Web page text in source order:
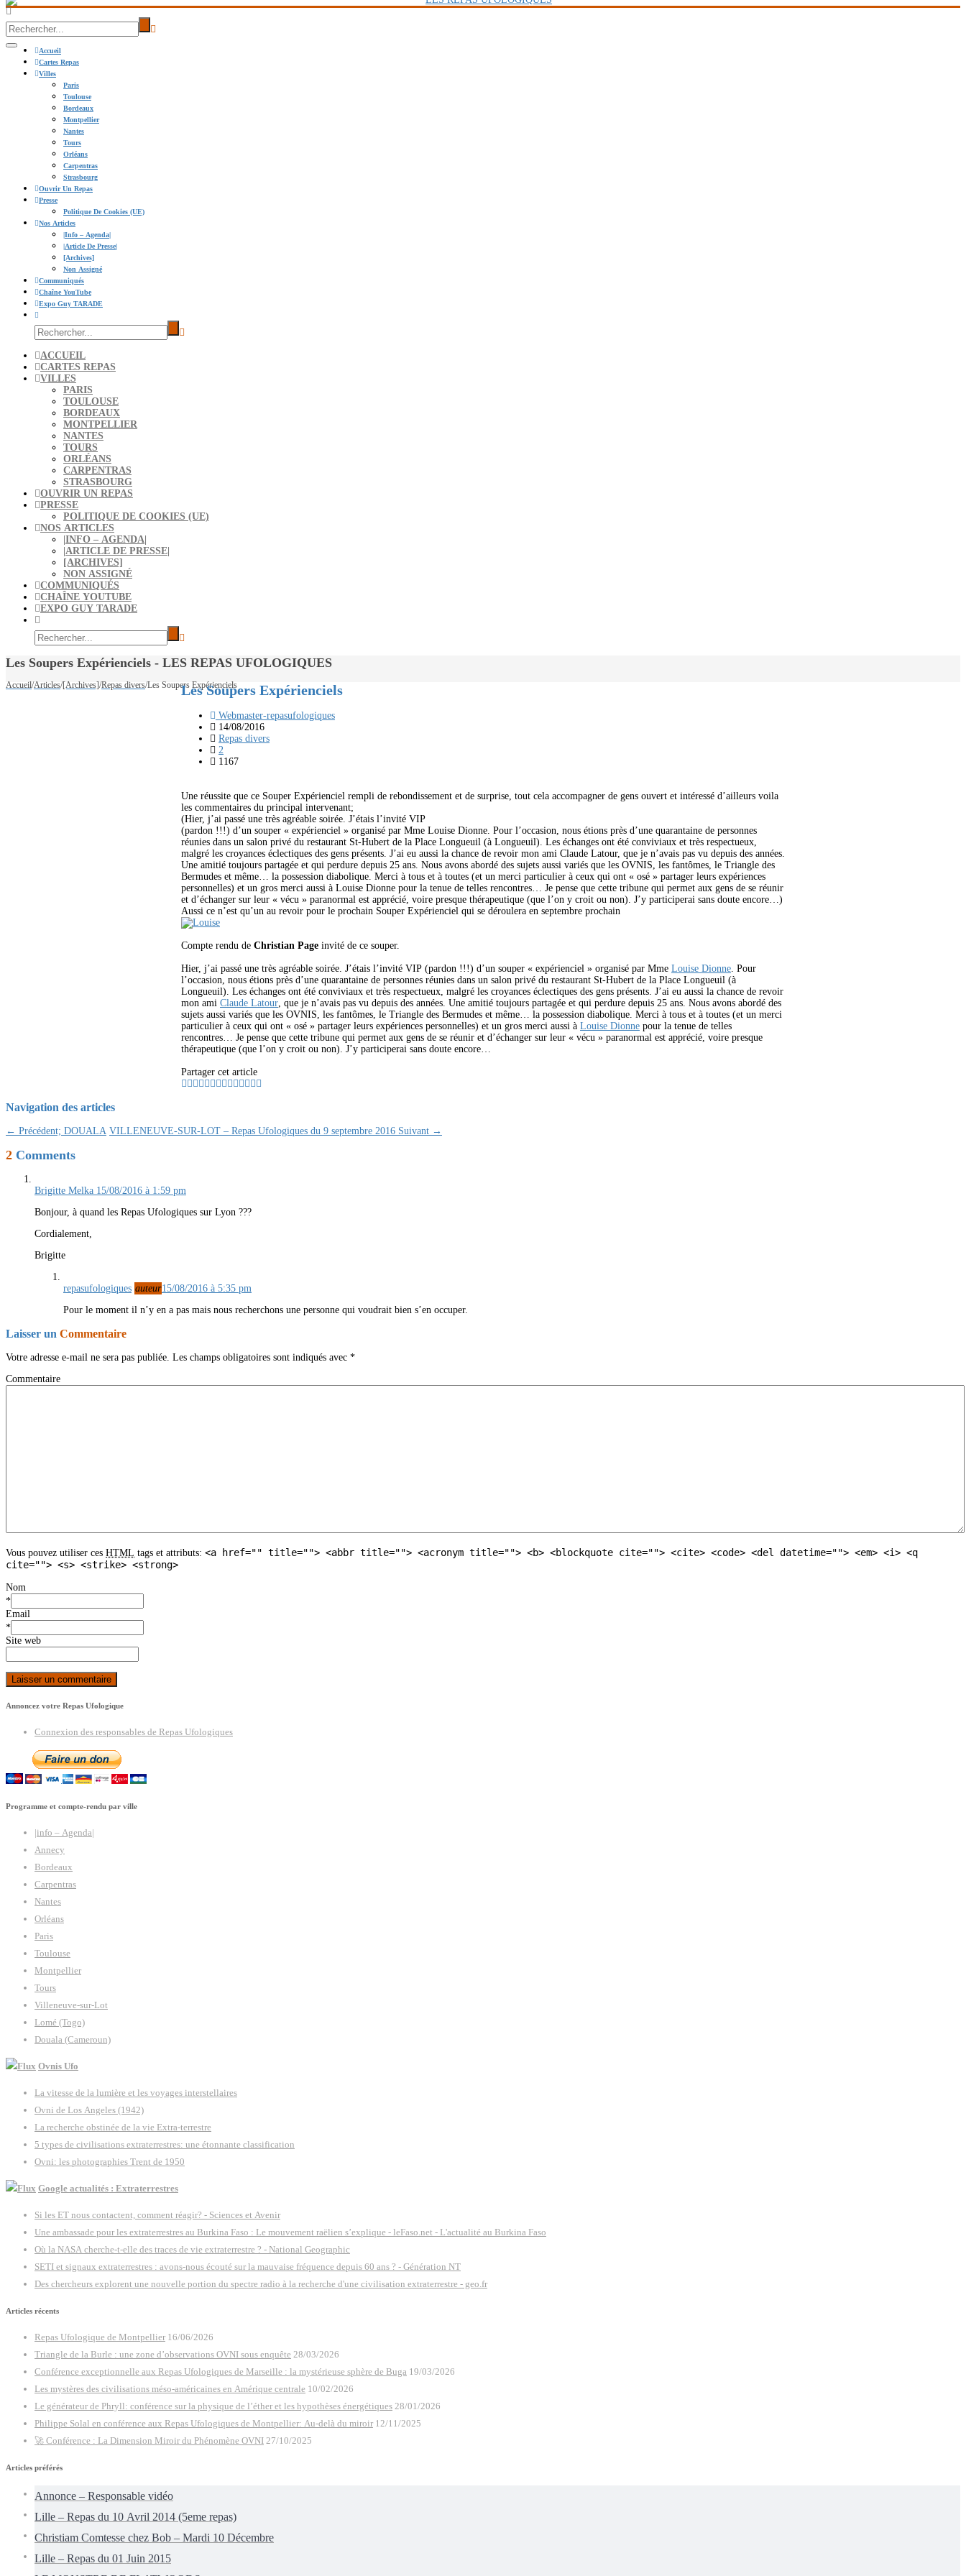
Accueil
Cartes Repas
Villes
Paris
Toulouse
Bordeaux
Montpellier
Nantes
Tours
Orléans
Carpentras
Strasbourg
Ouvrir Un Repas
Presse
Politique De Cookies (UE)
Nos Articles
|info – Agenda|
|Article De Presse|
[Archives]
Non Assigné
Communiqués
Chaîne YouTube
Expo Guy TARADE
ACCUEIL
CARTES REPAS
VILLES
PARIS
TOULOUSE
BORDEAUX
MONTPELLIER
NANTES
TOURS
ORLÉANS
CARPENTRAS
STRASBOURG
OUVRIR UN REPAS
PRESSE
POLITIQUE DE COOKIES (UE)
NOS ARTICLES
|INFO – AGENDA|
|ARTICLE DE PRESSE|
[ARCHIVES]
NON ASSIGNÉ
COMMUNIQUÉS
CHAÎNE YOUTUBE
EXPO GUY TARADE
Les Soupers Expérienciels - LES REPAS UFOLOGIQUES
Accueil/Articles/[Archives]/Repas divers/Les Soupers Expérienciels
Les Soupers Expérienciels
Webmaster-repasufologiques
14/08/2016
Repas divers
2
1167
Une réussite que ce Souper Expérienciel rempli de rebondissement et de surprise, tout cela accompagner de gens ouvert et intéressé d’ailleurs voila
les commentaires du principal intervenant;
(Hier, j’ai passé une très agréable soirée. J’étais l’invité VIP
(pardon !!!) d’un souper « expérienciel » organisé par Mme Louise Dionne. Pour l’occasion, nous étions près d’une quarantaine de personnes
réunies dans un salon privé du restaurant St-Hubert de la Place Longueuil (à Longueuil). Les échanges ont été conviviaux et très respectueux,
malgré les croyances éclectiques des gens présents. J’ai eu aussi la chance de revoir mon ami Claude Latour, que je n’avais pas vu depuis des années.
Une amitié toujours partagée et qui perdure depuis 25 ans. Nous avons abordé des sujets aussi variés que les OVNIS, les fantômes, le Triangle des
Bermudes et même… la possession diabolique. Merci à tous et à toutes (et un merci particulier à ceux qui ont « osé » partager leurs expériences
personnelles) et un gros merci aussi à Louise Dionne pour la tenue de telles rencontres… Je pense que cette tribune qui permet aux gens de se réunir
et d’échanger sur leur « vécu » paranormal est apprécié, voire presque thérapeutique (que l’on y croit ou non). J’y participerai sans doute encore…)
Aussi ce n’est qu’un au revoir pour le prochain Souper Expérienciel qui se déroulera en septembre prochain
Compte rendu de Christian Page invité de ce souper.
Hier, j’ai passé une très agréable soirée. J’étais l’invité VIP (pardon !!!) d’un souper « expérienciel » organisé par Mme Louise Dionne. Pour
l’occasion, nous étions près d’une quarantaine de personnes réunies dans un salon privé du restaurant St-Hubert de la Place Longueuil (à
Longueuil). Les échanges ont été conviviaux et très respectueux, malgré les croyances éclectiques des gens présents. J’ai eu aussi la chance de revoir
mon ami Claude Latour, que je n’avais pas vu depuis des années. Une amitié toujours partagée et qui perdure depuis 25 ans. Nous avons abordé des
sujets aussi variés que les OVNIS, les fantômes, le Triangle des Bermudes et même… la possession diabolique. Merci à tous et à toutes (et un merci
particulier à ceux qui ont « osé » partager leurs expériences personnelles) et un gros merci aussi à Louise Dionne pour la tenue de telles
rencontres… Je pense que cette tribune qui permet aux gens de se réunir et d’échanger sur leur « vécu » paranormal est apprécié, voire presque
thérapeutique (que l’on y croit ou non). J’y participerai sans doute encore…
Partager cet article
Navigation des articles
← Précédent; DOUALA VILLENEUVE-SUR-LOT – Repas Ufologiques du 9 septembre 2016 Suivant →
2 Comments
Brigitte Melka 15/08/2016 à 1:59 pm
Bonjour, à quand les Repas Ufologiques sur Lyon ???
Cordialement,
Brigitte
repasufologiques auteur15/08/2016 à 5:35 pm
Pour le moment il n’y en a pas mais nous recherchons une personne qui voudrait bien s’en occuper.
Laisser un Commentaire
Votre adresse e-mail ne sera pas publiée. Les champs obligatoires sont indiqués avec *
Commentaire
Vous pouvez utiliser ces HTML tags et attributs: <a href="" title=""> <abbr title=""> <acronym title=""> <b> <blockquote cite=""> <cite> <code> <del datetime=""> <em> <i> <q
cite=""> <s> <strike> <strong>
Nom
*
Email
*
Site web
Annoncez votre Repas Ufologique
Connexion des responsables de Repas Ufologiques
Programme et compte-rendu par ville
|info – Agenda|
Annecy
Bordeaux
Carpentras
Nantes
Orléans
Paris
Toulouse
Montpellier
Tours
Villeneuve-sur-Lot
Lomé (Togo)
Douala (Cameroun)
Ovnis Ufo
La vitesse de la lumière et les voyages interstellaires
Ovni de Los Angeles (1942)
La recherche obstinée de la vie Extra-terrestre
5 types de civilisations extraterrestres: une étonnante classification
Ovni: les photographies Trent de 1950
Google actualités : Extraterrestres
Si les ET nous contactent, comment réagir? - Sciences et Avenir
Une ambassade pour les extraterrestres au Burkina Faso : Le mouvement raëlien s’explique - leFaso.net - L'actualité au Burkina Faso
Où la NASA cherche-t-elle des traces de vie extraterrestre ? - National Geographic
SETI et signaux extraterrestres : avons-nous écouté sur la mauvaise fréquence depuis 60 ans ? - Génération NT
Des chercheurs explorent une nouvelle portion du spectre radio à la recherche d'une civilisation extraterrestre - geo.fr
Articles récents
Repas Ufologique de Montpellier 16/06/2026
Triangle de la Burle : une zone d’observations OVNI sous enquête 28/03/2026
Conférence exceptionnelle aux Repas Ufologiques de Marseille : la mystérieuse sphère de Buga 19/03/2026
Les mystères des civilisations méso-américaines en Amérique centrale 10/02/2026
Le générateur de Phryll: conférence sur la physique de l’éther et les hypothèses énergétiques 28/01/2026
Philippe Solal en conférence aux Repas Ufologiques de Montpellier: Au-delà du miroir 12/11/2025
🚀 Conférence : La Dimension Miroir du Phénomène OVNI 27/10/2025
Articles préférés
Annonce – Responsable vidéo
Lille – Repas du 10 Avril 2014 (5eme repas)
Christiam Comtesse chez Bob – Mardi 10 Décembre
Lille – Repas du 01 Juin 2015